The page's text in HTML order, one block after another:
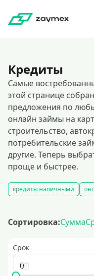
Кредиты
Самые
этой странице
предложения по
онлайн займы на
строительство,
потребительские
другие. Теперь
проще и быстрее.
кредиты наличными
Сортировка:Сумма
Срок